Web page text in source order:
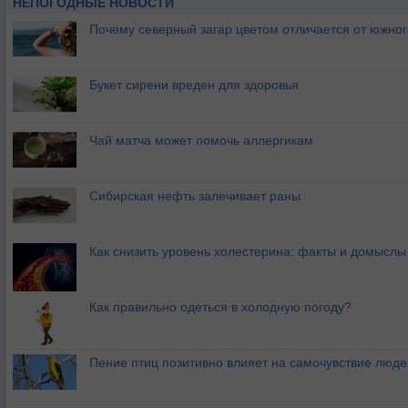
НЕПОГОДНЫЕ НОВОСТИ
Почему северный загар цветом отличается от
Букет сирени вреден для здоровья
Чай матча может помочь аллергикам
Сибирская нефть залечивает раны
Как снизить уровень холестерина: факты и домыслы
Как правильно одеться в холодную погоду?
Пение птиц позитивно влияет на самочувствие